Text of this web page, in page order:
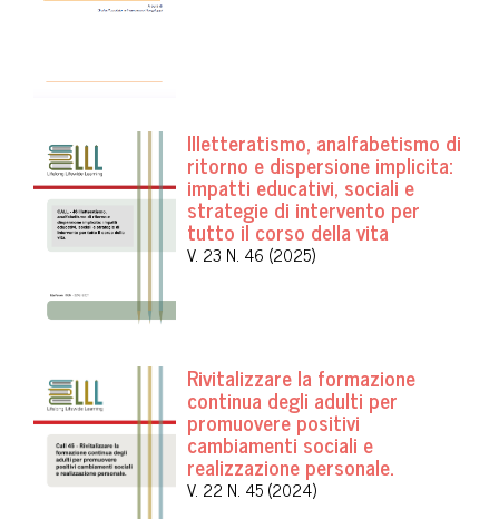
Illetteratismo, analfabetismo di
ritorno e dispersione implicita:
impatti educativi, sociali e
strategie di intervento per
tutto il corso della vita
V. 23 N. 46 (2025)
Rivitalizzare la formazione
continua degli adulti per
promuovere positivi
cambiamenti sociali e
realizzazione personale.
V. 22 N. 45 (2024)